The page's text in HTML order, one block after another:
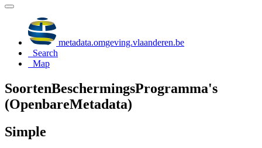
metadata.omgeving.vlaanderen.be
Search
Map
SoortenBeschermingsProgramma's
(OpenbareMetadata)
Simple